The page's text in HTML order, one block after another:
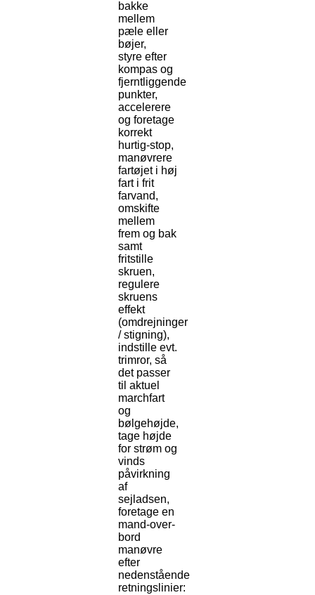
bakke
mellem
pæle eller
bøjer,
styre efter
kompas og
fjerntliggende
punkter,
accelerere
og foretage
korrekt
hurtig-stop,
manøvrere
fartøjet i høj
fart i frit
farvand,
omskifte
mellem
frem og bak
samt
fritstille
skruen,
regulere
skruens
effekt
(omdrejninger
/ stigning),
indstille evt.
trimror, så
det passer
til aktuel
marchfart
og
bølgehøjde,
tage højde
for strøm og
vinds
påvirkning
af
sejladsen,
foretage en
mand-over-
bord
manøvre
efter
nedenstående
retningslinier: